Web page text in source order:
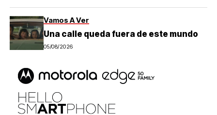
Vamos A Ver
Una calle queda fuera de este mundo
05/08/2026